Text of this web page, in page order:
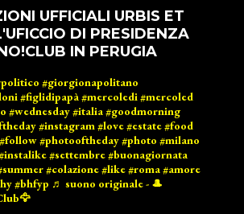
UFFICIALI URBIS ET
DI PRESIDENZA
IN PERUGIA
#giorgionapolitano
#figlidipapà#mercoledi#mercoled
#wednesday#italia#goodmorning
#instagram#love#estate#food
#follow#photooftheday#photo #milano
#settembre#buonagiornata
#colazione#like#roma#amore
#bhfyp ♬ suono originale - 🎩